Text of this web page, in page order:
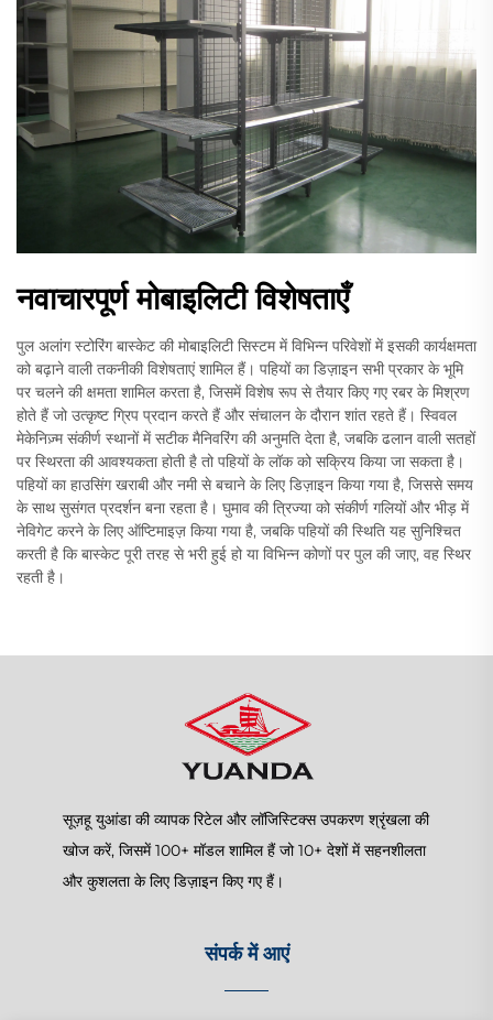
नवाचारपूर्ण मोबाइलिटी विशेषताएँ
पुल अलांग स्टोरिंग बास्केट की मोबाइलिटी सिस्टम में विभिन्न परिवेशों में इसकी कार्यक्षमता
को बढ़ाने वाली तकनीकी विशेषताएं शामिल हैं। पहियों का डिज़ाइन सभी प्रकार के भूमि
पर चलने की क्षमता शामिल करता है, जिसमें विशेष रूप से तैयार किए गए रबर के मिश्रण
होते हैं जो उत्कृष्ट ग्रिप प्रदान करते हैं और संचालन के दौरान शांत रहते हैं। स्विवल
मेकेनिज़्म संकीर्ण स्थानों में सटीक मैनिवरिंग की अनुमति देता है, जबकि ढलान वाली सतहों
पर स्थिरता की आवश्यकता होती है तो पहियों के लॉक को सक्रिय किया जा सकता है।
पहियों का हाउसिंग खराबी और नमी से बचाने के लिए डिज़ाइन किया गया है, जिससे समय
के साथ सुसंगत प्रदर्शन बना रहता है। घुमाव की त्रिज्या को संकीर्ण गलियों और भीड़ में
नेविगेट करने के लिए ऑप्टिमाइज़ किया गया है, जबकि पहियों की स्थिति यह सुनिश्चित
करती है कि बास्केट पूरी तरह से भरी हुई हो या विभिन्न कोणों पर पुल की जाए, वह स्थिर
रहती है।
सूज़हू युआंडा की व्यापक रिटेल और लॉजिस्टिक्स उपकरण श्रृंखला की
खोज करें, जिसमें 100+ मॉडल शामिल हैं जो 10+ देशों में सहनशीलता
और कुशलता के लिए डिज़ाइन किए गए हैं।
संपर्क में आएं